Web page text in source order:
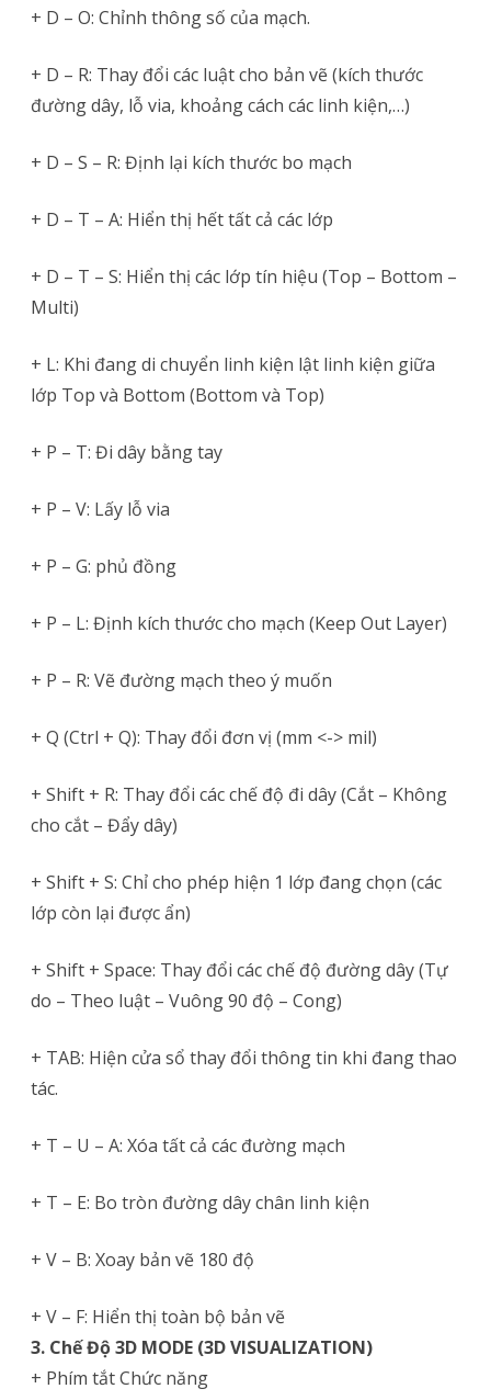
+ D – O: Chỉnh thông số của mạch.
+ D – R: Thay đổi các luật cho bản vẽ (kích thước
đường dây, lỗ via, khoảng cách các linh kiện,…)
+ D – S – R: Định lại kích thước bo mạch
+ D – T – A: Hiển thị hết tất cả các lớp
+ D – T – S: Hiển thị các lớp tín hiệu (Top – Bottom –
Multi)
+ L: Khi đang di chuyển linh kiện lật linh kiện giữa
lớp Top và Bottom (Bottom và Top)
+ P – T: Đi dây bằng tay
+ P – V: Lấy lỗ via
+ P – G: phủ đồng
+ P – L: Định kích thước cho mạch (Keep Out Layer)
+ P – R: Vẽ đường mạch theo ý muốn
+ Q (Ctrl + Q): Thay đổi đơn vị (mm <-> mil)
+ Shift + R: Thay đổi các chế độ đi dây (Cắt – Không
cho cắt – Đẩy dây)
+ Shift + S: Chỉ cho phép hiện 1 lớp đang chọn (các
lớp còn lại được ẩn)
+ Shift + Space: Thay đổi các chế độ đường dây (Tự
do – Theo luật – Vuông 90 độ – Cong)
+ TAB: Hiện cửa sổ thay đổi thông tin khi đang thao
tác.
+ T – U – A: Xóa tất cả các đường mạch
+ T – E: Bo tròn đường dây chân linh kiện
+ V – B: Xoay bản vẽ 180 độ
+ V – F: Hiển thị toàn bộ bản vẽ
3. Chế Độ 3D MODE (3D VISUALIZATION)
+ Phím tắt Chức năng